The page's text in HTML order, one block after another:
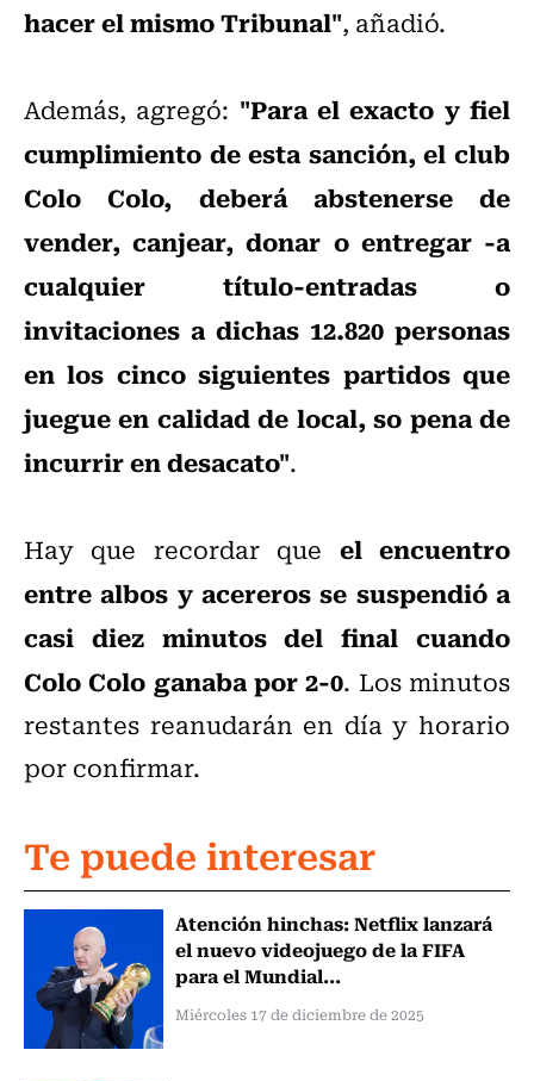
hacer el mismo Tribunal", añadió.
Además, agregó: "Para el exacto y fiel
cumplimiento de esta sanción, el club
Colo Colo, deberá abstenerse de
vender, canjear, donar o entregar -a
cualquier título-entradas o
invitaciones a dichas 12.820 personas
en los cinco siguientes partidos que
juegue en calidad de local, so pena de
incurrir en desacato".
Hay que recordar que el encuentro
entre albos y acereros se suspendió a
casi diez minutos del final cuando
Colo Colo ganaba por 2-0. Los minutos
restantes reanudarán en día y horario
por confirmar.
Te puede interesar
Atención hinchas: Netflix lanzará
el nuevo videojuego de la FIFA
para el Mundial...
Miércoles 17 de diciembre de 2025